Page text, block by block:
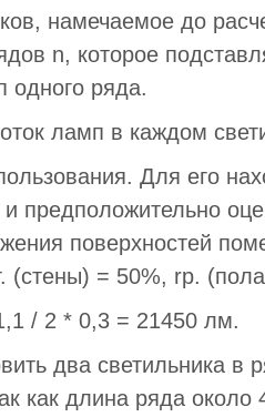
намечаемое до
n, которое
одного ряда.
ламп в каждом
Для его
предположительно
поверхностей
(стены) = 50%, rр.
/ 2 * 0,3 = 21450 лм.
два светильника в
как длина ряда